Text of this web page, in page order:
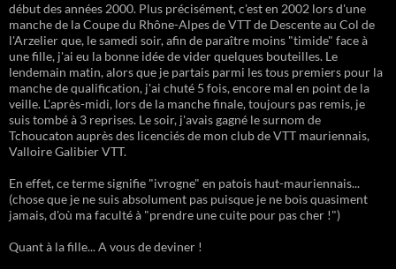
début des années 2000. Plus précisément, c'est en 2002 lors d'une
manche de la Coupe du Rhône-Alpes de VTT de Descente au Col de
l'Arzelier que, le samedi soir, afin de paraître moins "timide" face à
une fille, j'ai eu la bonne idée de vider quelques bouteilles. Le
lendemain matin, alors que je partais parmi les tous premiers pour la
manche de qualification, j'ai chuté 5 fois, encore mal en point de la
veille. L'après-midi, lors de la manche finale, toujours pas remis, je
suis tombé à 3 reprises. Le soir, j'avais gagné le surnom de
Tchoucaton auprès des licenciés de mon club de VTT mauriennais,
Valloire Galibier VTT.
En effet, ce terme signifie "ivrogne" en patois haut-mauriennais...
(chose que je ne suis absolument pas puisque je ne bois quasiment
jamais, d'où ma faculté à "prendre une cuite pour pas cher !")
Quant à la fille... A vous de deviner !